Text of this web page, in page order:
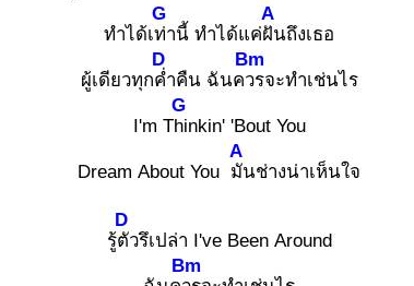
ทำได้เ
G
ท่านี้ ทำได้แค่
A
ฝันถึงเธอ
ผู้เดียวทุก
D
ค่ำคืน ฉันค
Bm
วรจะทำเช่นไร
I'm T
G
hinkin' 'Bout You
Dream About You
A
มันช่างน่าเห็นใจ
รู้
D
ตัวรึเปล่า I've Been Around
Bm